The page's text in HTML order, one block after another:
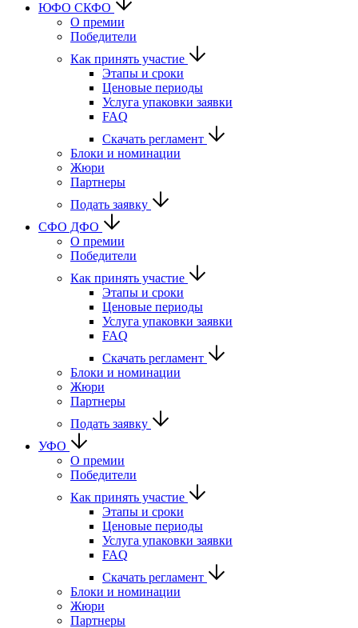
ЮФО СКФО
О премии
Победители
Как принять участие
Этапы и сроки
Ценовые периоды
Услуга упаковки заявки
FAQ
Скачать регламент
Блоки и номинации
Жюри
Партнеры
Подать заявку
CФО ДФО
О премии
Победители
Как принять участие
Этапы и сроки
Ценовые периоды
Услуга упаковки заявки
FAQ
Скачать регламент
Блоки и номинации
Жюри
Партнеры
Подать заявку
УФО
О премии
Победители
Как принять участие
Этапы и сроки
Ценовые периоды
Услуга упаковки заявки
FAQ
Скачать регламент
Блоки и номинации
Жюри
Партнеры